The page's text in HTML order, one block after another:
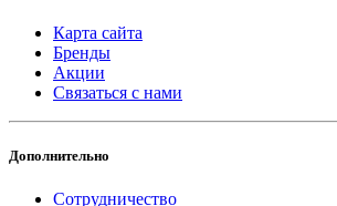
Карта сайта
Бренды
Акции
Связаться с нами
Дополнительно
Сотрудничество